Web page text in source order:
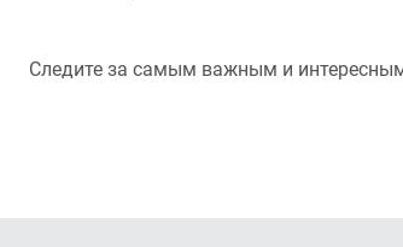
Следите за самым важным и